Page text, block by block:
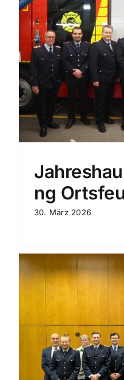
ng
30. März 2026